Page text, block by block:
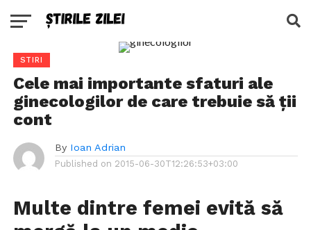
STIRI
Cele mai importante sfaturi ale
ginecologilor de care trebuie să ții
cont
By Ioan Adrian
Published on 2015-06-30T12:26:53+03:00
Multe dintre femei evită să